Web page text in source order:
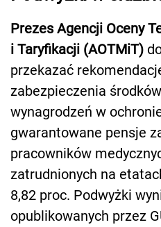
Prezes Agencji Oceny
i Taryfikacji (AOTMiT)
przekazać
zabezpieczenia
wynagrodzeń w
gwarantowane pensje
pracowników
zatrudnionych na
8,82 proc. Podwyżki
opublikowanych przez